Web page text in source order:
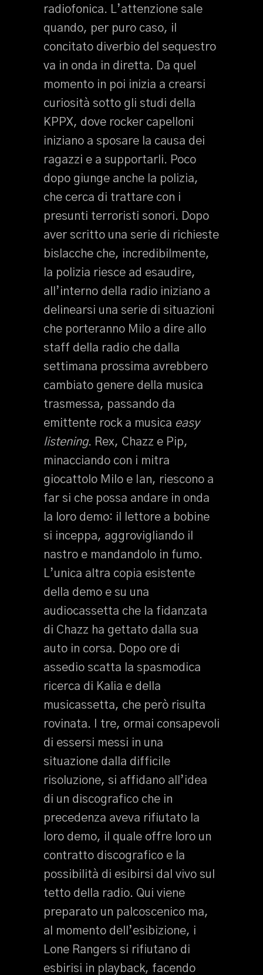
radiofonica. L’attenzione sale
quando, per puro caso, il
concitato diverbio del sequestro
va in onda in diretta. Da quel
momento in poi inizia a crearsi
curiosità sotto gli studi della
KPPX, dove rocker capelloni
iniziano a sposare la causa dei
ragazzi e a supportarli. Poco
dopo giunge anche la polizia,
che cerca di trattare con i
presunti terroristi sonori. Dopo
aver scritto una serie di richieste
bislacche che, incredibilmente,
la polizia riesce ad esaudire,
all’interno della radio iniziano a
delinearsi una serie di situazioni
che porteranno Milo a dire allo
staff della radio che dalla
settimana prossima avrebbero
cambiato genere della musica
trasmessa, passando da
emittente rock a musica easy
listening. Rex, Chazz e Pip,
minacciando con i mitra
giocattolo Milo e Ian, riescono a
far si che possa andare in onda
la loro demo: il lettore a bobine
si inceppa, aggrovigliando il
nastro e mandandolo in fumo.
L’unica altra copia esistente
della demo e su una
audiocassetta che la fidanzata
di Chazz ha gettato dalla sua
auto in corsa. Dopo ore di
assedio scatta la spasmodica
ricerca di Kalia e della
musicassetta, che però risulta
rovinata. I tre, ormai consapevoli
di essersi messi in una
situazione dalla difficile
risoluzione, si affidano all’idea
di un discografico che in
precedenza aveva rifiutato la
loro demo, il quale offre loro un
contratto discografico e la
possibilità di esibirsi dal vivo sul
tetto della radio. Qui viene
preparato un palcoscenico ma,
al momento dell’esibizione, i
Lone Rangers si rifiutano di
esbirisi in playback, facendo